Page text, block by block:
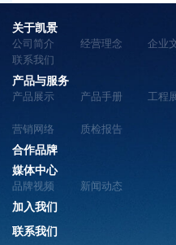
关于凯景
公司简介 经营理念 企业
联系我们
产品与服务
产品展示 产品手册 工程
营销网络
质检报告
合作品牌
媒体中心
品牌视频 新闻动态
加入我们
联系我们